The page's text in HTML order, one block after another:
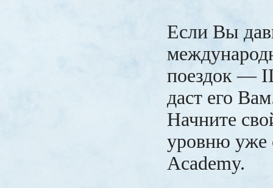
Если Вы
поездок —
даст его
Начните
уровню
Academy.